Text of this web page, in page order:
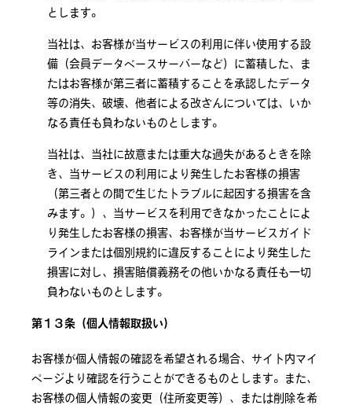
とします。
当社は、お客様が当サービスの利用に伴い使用する設
備（会員データベースサーバーなど）に蓄積した、ま
たはお客様が第三者に蓄積することを承認したデータ
等の消失、破壊、他者による改ざんについては、いか
なる責任も負わないものとします。
当社は、当社に故意または重大な過失があるときを除
き、当サービスの利用により発生したお客様の損害
（第三者との間で生じたトラブルに起因する損害を含
みます。）、当サービスを利用できなかったことによ
り発生したお客様の損害、お客様が当サービスガイド
ラインまたは個別規約に違反することにより発生した
損害に対し、損害賠償義務その他いかなる責任も一切
負わないものとします。
第１３条（個人情報取扱い）
お客様が個人情報の確認を希望される場合、サイト内マイ
ページより確認を行うことができるものとします。また、
お客様の個人情報の変更（住所変更等）、または削除を希